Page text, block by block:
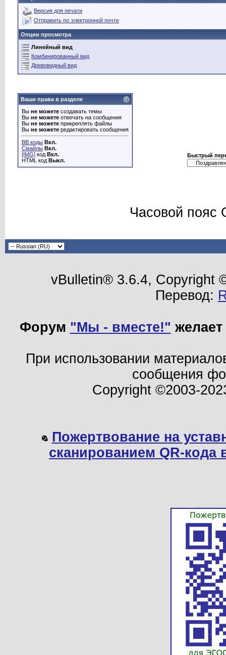
Версия для печати
Отправить по электронной почте
Опции просмотра
Линейный вид
Комбинированный вид
Древовидный вид
Ваши права в разделе
Вы не можете создавать темы
Вы не можете отвечать на сообщения
Вы не можете прикреплять файлы
Вы не можете редактировать сообщения
BB коды Вкл.
Смайлы Вкл.
[IMG] код Вкл.
HTML код Выкл.
Быстрый
Часовой пояс
vBulletin® 3.6.4, Copyright
Перевод:
Форум "Мы - вместе!"
При использовании
сообщения
Copyright ©2003-
Пожертвование на
сканированием QR-